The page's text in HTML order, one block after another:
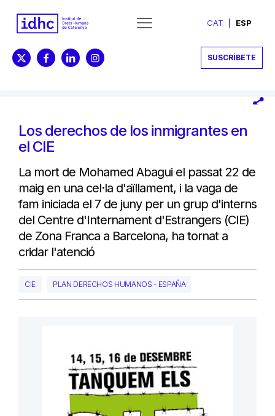
CAT ESP
SUSCRÍBETE
Los derechos de los inmigrantes en
el CIE
La mort de Mohamed Abagui el passat 22 de
maig en una cel·la d'aïllament, i la vaga de
fam iniciada el 7 de juny per un grup d'interns
del Centre d'Internament d'Estrangers (CIE)
de Zona Franca a Barcelona, ha tornat a
cridar l'atenció
CIE PLAN DERECHOS HUMANOS - ESPAÑA